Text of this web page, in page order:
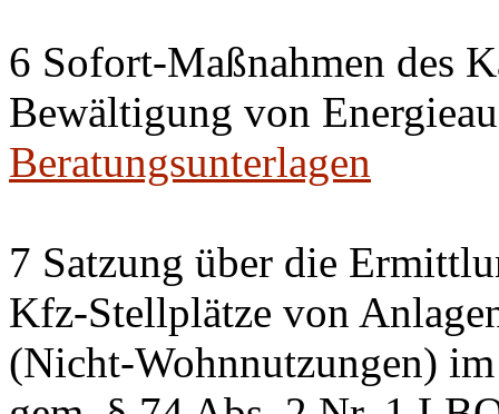
6 Sofort-Maßnahmen des
Bewältigung von
Beratungsunterlagen
7 Satzung über die
Kfz-Stellplätze von
(Nicht-Wohnnutzungen)